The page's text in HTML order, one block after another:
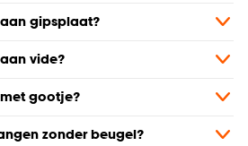
gipsplaat?
vide?
gootje?
zonder beugel?